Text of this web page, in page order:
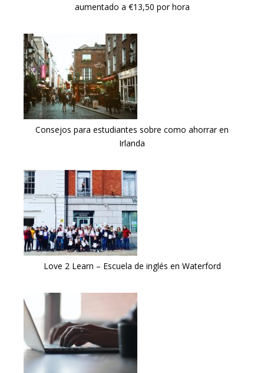
aumentado a €13,50 por hora
Consejos para estudiantes sobre como ahorrar en
Irlanda
Love 2 Learn – Escuela de inglés en Waterford